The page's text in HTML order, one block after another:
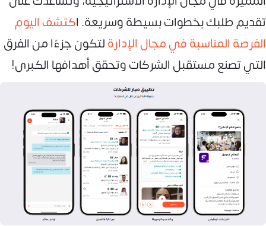
تقديم طلبك بخطوات بسيطة وسريعة. اكتشف اليوم
الفرصة المناسبة في مجال الإدارةلتكون جزءًا من الفرق
التي تصنع مستقبل الشركات وتحقق أهدافها الكبرى!